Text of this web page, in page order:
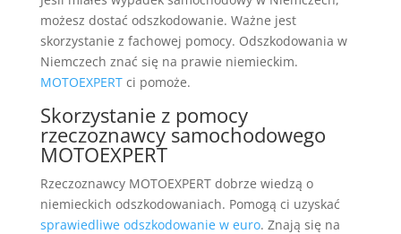
możesz dostać odszkodowanie. Ważne jest
skorzystanie z fachowej pomocy. Odszkodowania w
Niemczech znać się na prawie niemieckim.
MOTOEXPERTci pomoże.
Skorzystanie z pomocy
rzeczoznawcy samochodowego
MOTOEXPERT
Rzeczoznawcy MOTOEXPERT dobrze wiedzą o
niemieckich odszkodowaniach. Pomogą ci uzyskać
sprawiedliwe odszkodowanie w euro. Znają się na